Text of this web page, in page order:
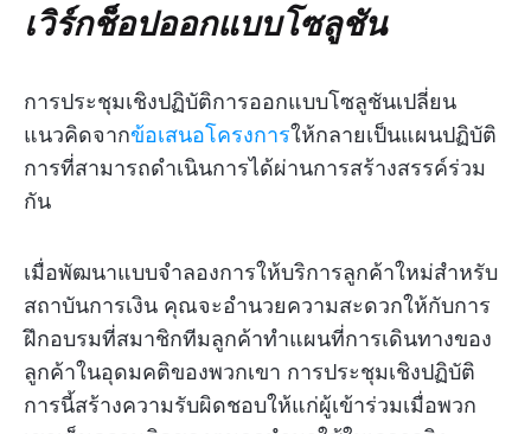
เวิร์กช็อปออกแบบโซลูชัน
การประชุมเชิงปฏิบัติการออกแบบโซลูชันเปลี่ยน
แนวคิดจากข้อเสนอโครงการให้กลายเป็นแผนปฏิบัติ
การที่สามารถดำเนินการได้ผ่านการสร้างสรรค์ร่วม
กัน
เมื่อพัฒนาแบบจำลองการให้บริการลูกค้าใหม่สำหรับ
สถาบันการเงิน คุณจะอำนวยความสะดวกให้กับการ
ฝึกอบรมที่สมาชิกทีมลูกค้าทำแผนที่การเดินทางของ
ลูกค้าในอุดมคติของพวกเขา การประชุมเชิงปฏิบัติ
การนี้สร้างความรับผิดชอบให้แก่ผู้เข้าร่วมเมื่อพวก